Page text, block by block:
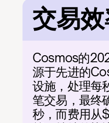
交易
Cosmos的
源于先进的
设施，处理每
笔交易，最终
秒，而费用从